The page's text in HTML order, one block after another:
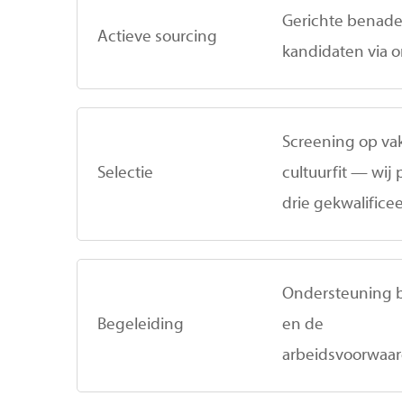
Actieve sourcing
Gerichte
kandidaten via
Selectie
Screening op
cultuurfit — wij
drie
Begeleiding
Ondersteuning
en de